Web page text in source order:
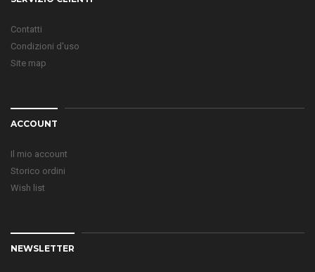
Contatti
Condizioni d'uso
Site map
ACCOUNT
Il mio account
Storico ordini
Wish list
NEWSLETTER